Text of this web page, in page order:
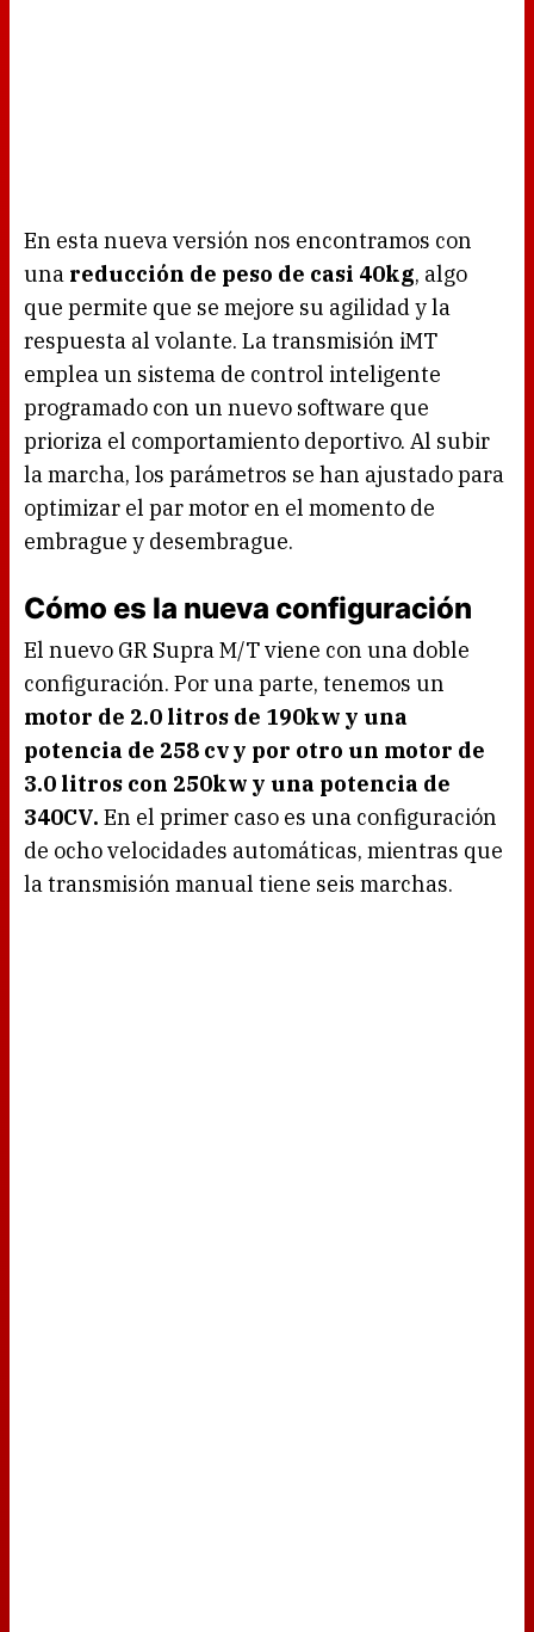
En esta nueva versión nos encontramos con
una reducción de peso de casi 40kg, algo
que permite que se mejore su agilidad y la
respuesta al volante. La transmisión iMT
emplea un sistema de control inteligente
programado con un nuevo software que
prioriza el comportamiento deportivo. Al subir
la marcha, los parámetros se han ajustado para
optimizar el par motor en el momento de
embrague y desembrague.
Cómo es la nueva configuración
El nuevo GR Supra M/T viene con una doble
configuración. Por una parte, tenemos un
motor de 2.0 litros de 190kw y una
potencia de 258 cv y por otro un motor de
3.0 litros con 250kw y una potencia de
340CV. En el primer caso es una configuración
de ocho velocidades automáticas, mientras que
la transmisión manual tiene seis marchas.